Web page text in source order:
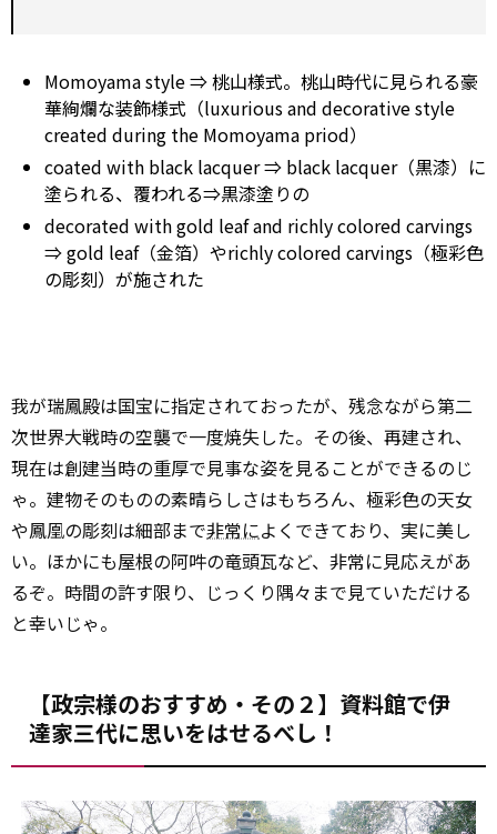
Momoyama style ⇒ 桃山様式。桃山時代に見られる豪
華絢爛な装飾様式（luxurious and decorative style
created during the Momoyama priod）
coated with black lacquer ⇒ black lacquer（黒漆）に
塗られる、覆われる⇒黒漆塗りの
decorated with gold leaf and richly colored carvings
⇒ gold leaf（金箔）やrichly colored carvings（極彩色
の彫刻）が施された
我が瑞鳳殿は国宝に指定されておったが、残念ながら第二
次世界大戦時の空襲で一度焼失した。その後、再建され、
現在は創建当時の重厚で見事な姿を見ることができるのじ
ゃ。建物そのものの素晴らしさはもちろん、極彩色の天女
や鳳凰の彫刻は細部まで非常によくできており、実に美し
い。ほかにも屋根の阿吽の竜頭瓦など、非常に見応えがあ
るぞ。時間の許す限り、じっくり隅々まで見ていただける
と幸いじゃ。
【政宗様のおすすめ・その２】資料館で伊
達家三代に思いをはせるべし！